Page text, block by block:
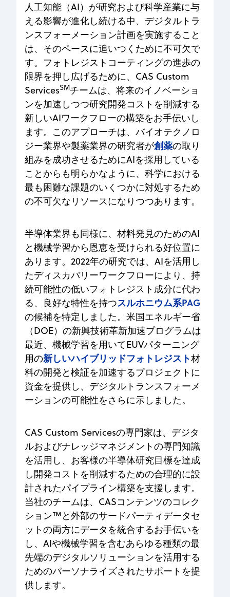
人工知能（AI）が研究および科学産業に与
える影響が進化し続ける中、デジタルトラ
ンスフォーメーション計画を実施すること
は、そのペースに追いつくために不可欠で
す。フォトレジストコーティングの進歩の
限界を押し広げるために、CAS Custom
ServicesSMチームは、将来のイノベーショ
ンを加速しつつ研究開発コストを削減する
新しいAIワークフローの構築をお手伝いし
ます。このアプローチは、バイオテクノロ
ジー業界や製薬業界の研究者が創薬の取り
組みを成功させるためにAIを採用している
ことからも明らかなように、科学における
最も困難な課題のいくつかに対処するため
の不可欠なリソースになりつつあります。
半導体業界も同様に、材料発見のためのAI
と機械学習から恩恵を受けられる好位置に
あります。2022年の研究では、AIを活用し
たディスカバリーワークフローにより、持
続可能性の低いフォトレジスト成分に代わ
る、良好な特性を持つスルホニウム系PAG
の候補を特定しました。米国エネルギー省
（DOE）の新興技術革新加速プログラムは
最近、機械学習を用いてEUVパターニング
用の新しいハイブリッドフォトレジスト材
料の開発と検証を加速するプロジェクトに
資金を提供し、デジタルトランスフォーメ
ーションの可能性をさらに示しました。
CAS Custom Servicesの専門家は、デジタ
ルおよびナレッジマネジメントの専門知識
を活用し、お客様の半導体研究目標を達成
し開発コストを削減するための合理的に設
計されたパイプライン構築を支援します。
当社のチームは、CASコンテンツのコレク
ション™と外部のサードパーティデータセ
ットの両方にデータを統合するお手伝いを
し、AIや機械学習を含むあらゆる種類の最
先端のデジタルソリューションを活用する
ためのパーソナライズされたサポートを提
供します。